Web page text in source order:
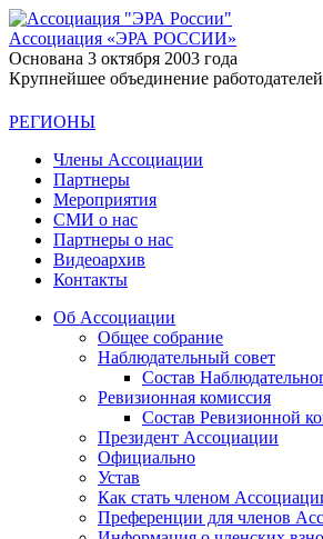
Ассоциация «ЭРА РОССИИ»
Основана 3 октября 2003 года
Крупнейшее объединение
РЕГИОНЫ
Члены Ассоциации
Партнеры
Мероприятия
СМИ о нас
Партнеры о нас
Видеоархив
Контакты
Об Ассоциации
Общее собрание
Наблюдательный совет
Состав
Ревизионная комиссия
Состав Ревизионной
Президент Ассоциации
Официально
Устав
Как стать членом
Преференции для членов